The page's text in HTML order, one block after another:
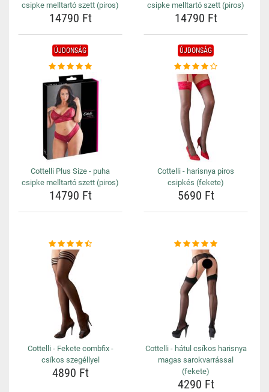
csipke melltartó szett (piros)
14790 Ft
csipke melltartó szett (piros)
14790 Ft
ÚJDONSÁG
Cottelli Plus Size - puha
csipke melltartó szett (piros)
14790 Ft
ÚJDONSÁG
Cottelli - harisnya piros
csipkés (fekete)
5690 Ft
Cottelli - Fekete combfix -
csíkos szegéllyel
4890 Ft
Cottelli - hátul csíkos harisnya
magas sarokvarrással
(fekete)
4290 Ft